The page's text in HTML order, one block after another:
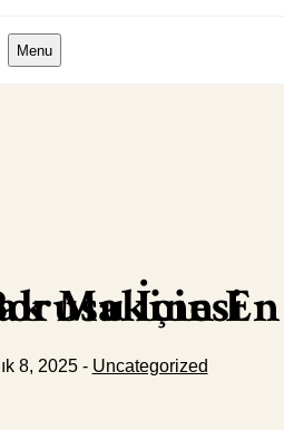
Menu
En İyi Kaynak Makinesi
8, 2025 - Uncategorized